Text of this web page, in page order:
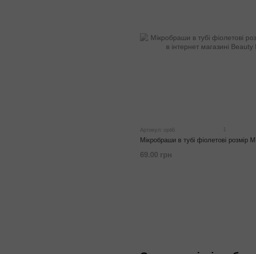
Артикул: opti6
Мікробраши в тубі фіолетові розмір
69.00 грн